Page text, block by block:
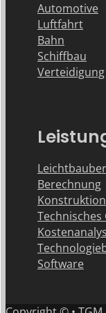
Automotive
Luftfahrt
Bahn
Schiffbau
Verteidigung
Berechnung
Konstruktion
Software